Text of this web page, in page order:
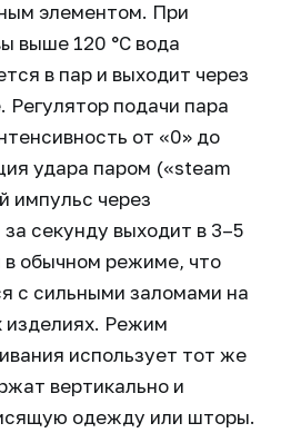
элементом. При
выше 120 °C вода
в пар и выходит через
Регулятор подачи пара
от «0» до
удара паром («steam
импульс через
секунду выходит в 3–5
в обычном режиме, что
с сильными заломами на
изделиях. Режим
использует тот же
вертикально и
одежду или шторы.